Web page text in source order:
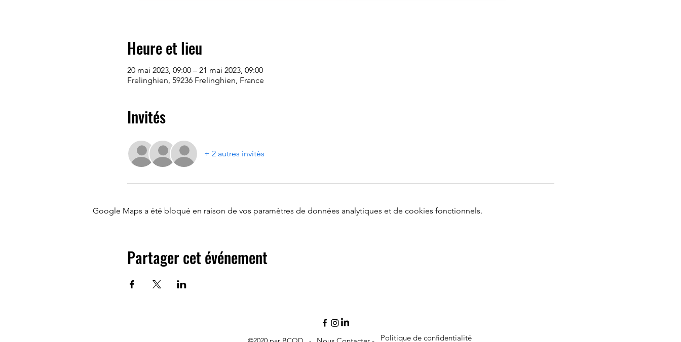
Heure et lieu
20 mai 2023, 09:00 – 21 mai 2023, 09:00
Frelinghien, 59236 Frelinghien, France
Invités
+ 2 autres invités
Google Maps a été bloqué en raison de vos paramètres de données analytiques et de cookies fonctionnels.
Partager cet événement
Politique de confidentialité